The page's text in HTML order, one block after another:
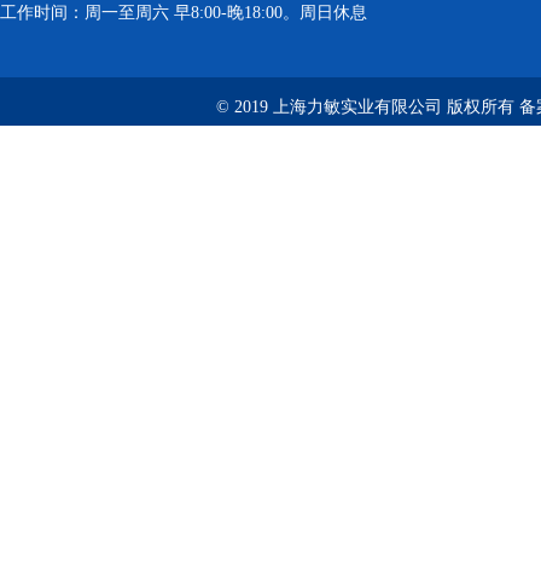
工作时间：周一至周六 早8:00-晚18:00。周日休息
© 2019 上海力敏实业有限公司 版权所有 备